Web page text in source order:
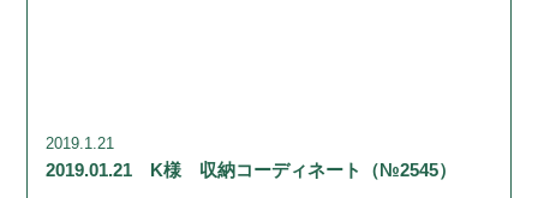
2019.1.21
2019.01.21 K様 収納コーディネート（№2545）